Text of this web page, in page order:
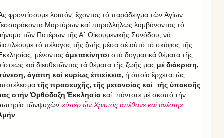
φροντίσουμε λοιπόν, ἔχοντας τό παράδειγμα τῶν Ἁγίων
Μαρτύρων καί παραλλήλως λαμβάνοντας τό
τῶν Πατέρων τῆς Α΄ Οἰκουμενικῆς Συνόδου, νά
τό πέλαγος τῆς ζωῆς μέσα σέ αὐτό τό σκάφος τῆς
μένοντας ἀμετακίνητοι στά δογματικά θέματα τῆς
καί διευθετῶντας τά θέματα τῆς ζωῆς μας μέ διάκριση,
ἀγάπη καί κυρίως ἐπιείκεια, ἡ ὁποία ἔρχεται ὡς
τῆς προσευχῆς, τῆς μετανοίας καί τῆς ὑπακοῆς
στήν Ὀρθόδοξη Ἐκκλησία καί πάντοτε μέ σκοπό τήν
τῶνψυχῶν «ὑπέρ ᾧν Χριστός ἀπέθανε καί ἀνέστη».